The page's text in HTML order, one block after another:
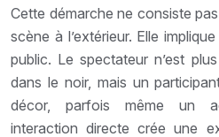
Cette démarche ne consiste
scène à l’extérieur. Elle
public. Le spectateur n’est
dans le noir, mais un
décor, parfois même un
interaction directe crée une